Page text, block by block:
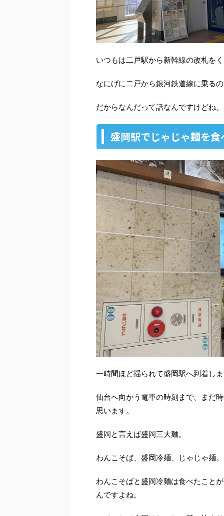
いつもは二戸駅から新幹線の改札を
なにげに二戸から銀河鉄道線に乗る
だからなんだって話なんですけどね。
盛岡駅でじゃじゃ麺を
一時間ほど揺られて盛岡駅へ到着し
仙台へ向かう電車の時刻まで、まだ
思います。
盛岡と言えば盛岡三大麺。
わんこそば、盛岡冷麺、じゃじゃ麺。
わんこそばと盛岡冷麺は食べたこと
んですよね。